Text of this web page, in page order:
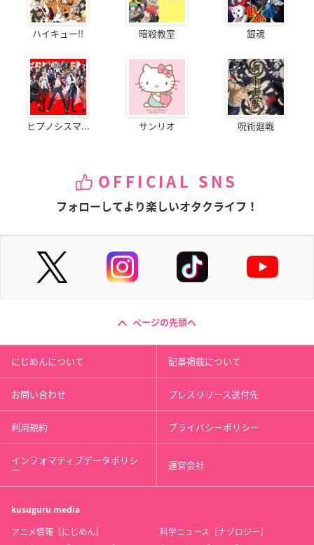
ハイキュー!! 暗殺教室 銀魂
ヒプノシスマ... サンリオ 呪術廻戦
OFFICIAL SNS
フォローしてより楽しいオタクライフ！
ページの先頭へ
にじめんについて 記事掲載について
お問い合わせ プレスリリース送付先
利用規約 プライバシーポリシー
インフォマティブデータポリシ
ー 運営会社
kusuguru media
アニメ情報［にじめん］
科学ニュース［ナゾロジー］